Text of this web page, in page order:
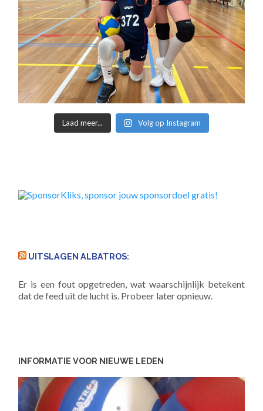
Laad meer... Volg op Instagram
UITSLAGEN ALBATROS:
Er is een fout opgetreden, wat waarschijnlijk betekent
dat de feed uit de lucht is. Probeer later opnieuw.
INFORMATIE VOOR NIEUWE LEDEN